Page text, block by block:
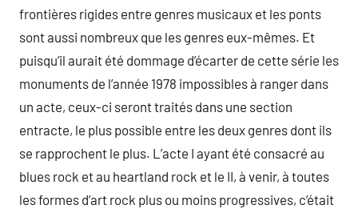
frontières rigides entre genres musicaux et les ponts
sont aussi nombreux que les genres eux-mêmes. Et
puisqu’il aurait été dommage d’écarter de cette série les
monuments de l’année 1978 impossibles à ranger dans
un acte, ceux-ci seront traités dans une section
entracte, le plus possible entre les deux genres dont ils
se rapprochent le plus. L’acte I ayant été consacré au
blues rock et au heartland rock et le II, à venir, à toutes
les formes d’art rock plus ou moins progressives, c’était